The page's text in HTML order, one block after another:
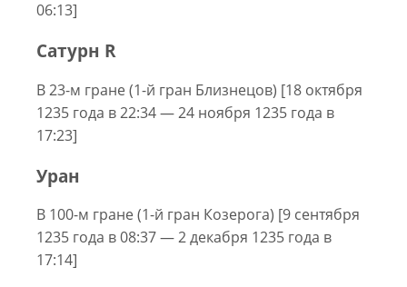
06:13]
Сатурн R
В 23-м гране (1-й гран Близнецов) [18 октября
1235 года в 22:34 — 24 ноября 1235 года в
17:23]
Уран
В 100-м гране (1-й гран Козерога) [9 сентября
1235 года в 08:37 — 2 декабря 1235 года в
17:14]